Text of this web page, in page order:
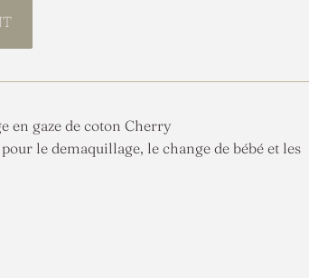
en gaze de coton Cherry
le demaquillage, le change de bébé et les